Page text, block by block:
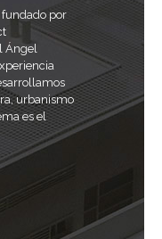
por
Ángel
urbanismo
es el